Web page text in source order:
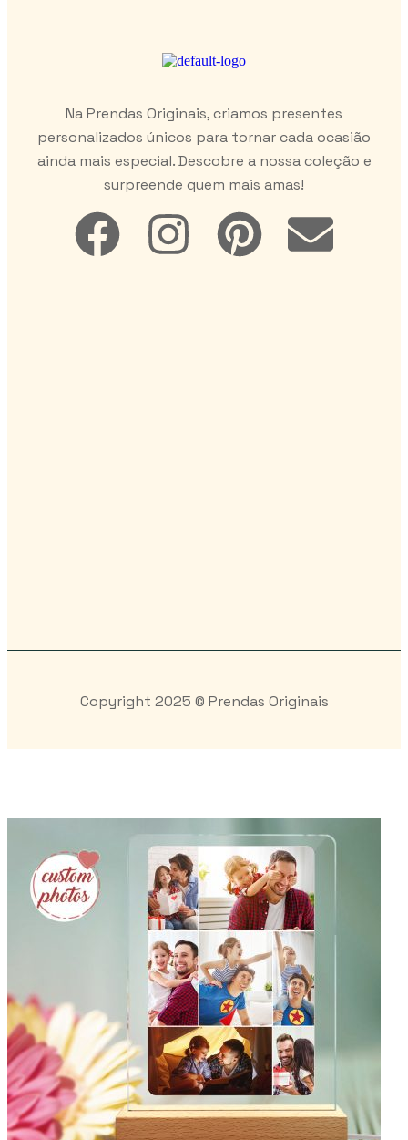
Na Prendas Originais, criamos presentes
personalizados únicos para tornar cada ocasião
ainda mais especial. Descobre a nossa coleção e
surpreende quem mais amas!
Copyright 2025 © Prendas Originais